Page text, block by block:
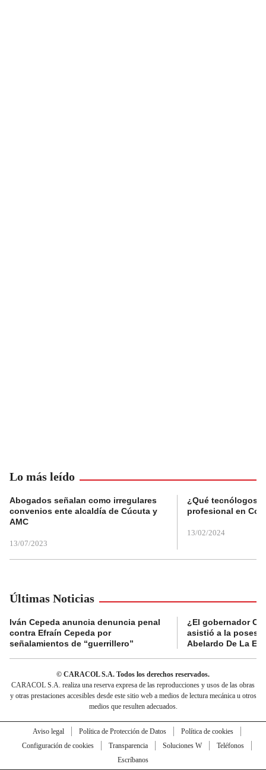
Lo más leído
Abogados señalan como irregulares
convenios ente alcaldía de Cúcuta y
AMC
13/07/2023
¿Qué tecnólogos
profesional en
13/02/2024
Últimas Noticias
Iván Cepeda anuncia denuncia penal
contra Efraín Cepeda por
señalamientos de “guerrillero”
¿El gobernador
asistió a la
Abelardo De La
© CARACOL S.A. Todos los derechos reservados.
CARACOL S.A. realiza una reserva expresa de las reproducciones y usos de las obras
y otras prestaciones accesibles desde este sitio web a medios de lectura mecánica u otros
medios que resulten adecuados.
Aviso legal Política de Protección de Datos
Política de cookies
Configuración de cookies
Transparencia Soluciones W
Teléfonos
Escríbanos